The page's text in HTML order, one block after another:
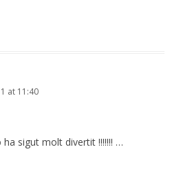
at 11:40
sigut molt divertit !!!!!!! …